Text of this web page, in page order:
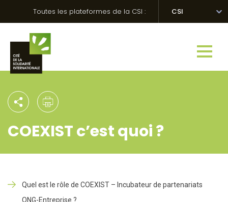
Toutes les plateformes de la CSI : CSI
COEXIST c’est quoi ?
Quel est le rôle de COEXIST – Incubateur de partenariats
ONG-Entreprise ?